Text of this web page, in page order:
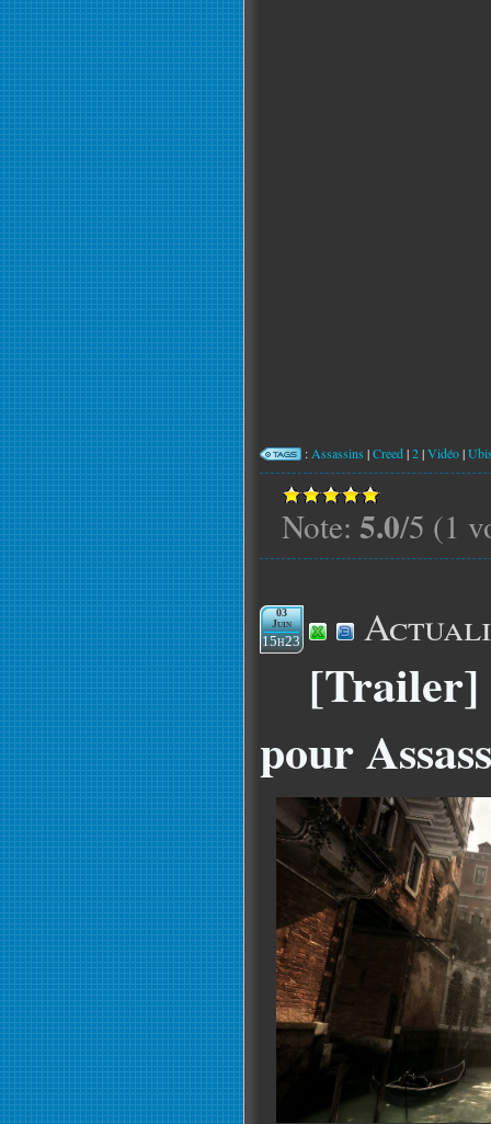
: Assassins |Creed|2|Vidéo|
Note: 5.0/5 (1
03
Juin
15h23
[Trailer]
pour